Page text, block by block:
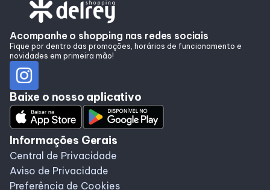
Acompanhe o shopping nas redes sociais
Fique por dentro das promoções, horários de funcionamento e
novidades em primeira mão!
Baixe o nosso aplicativo
Informações Gerais
Central de Privacidade
Aviso de Privacidade
Preferência de Cookies